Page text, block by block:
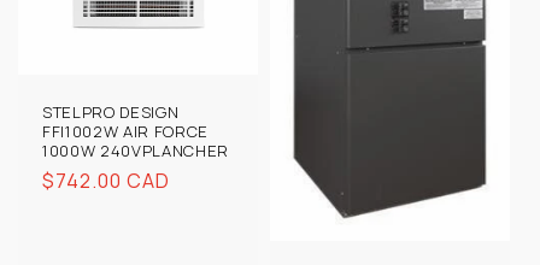
STELPRO DESIGN
FFI1002W AIR FORCE
1000W 240VPLANCHER
Prix
$742.00 CAD